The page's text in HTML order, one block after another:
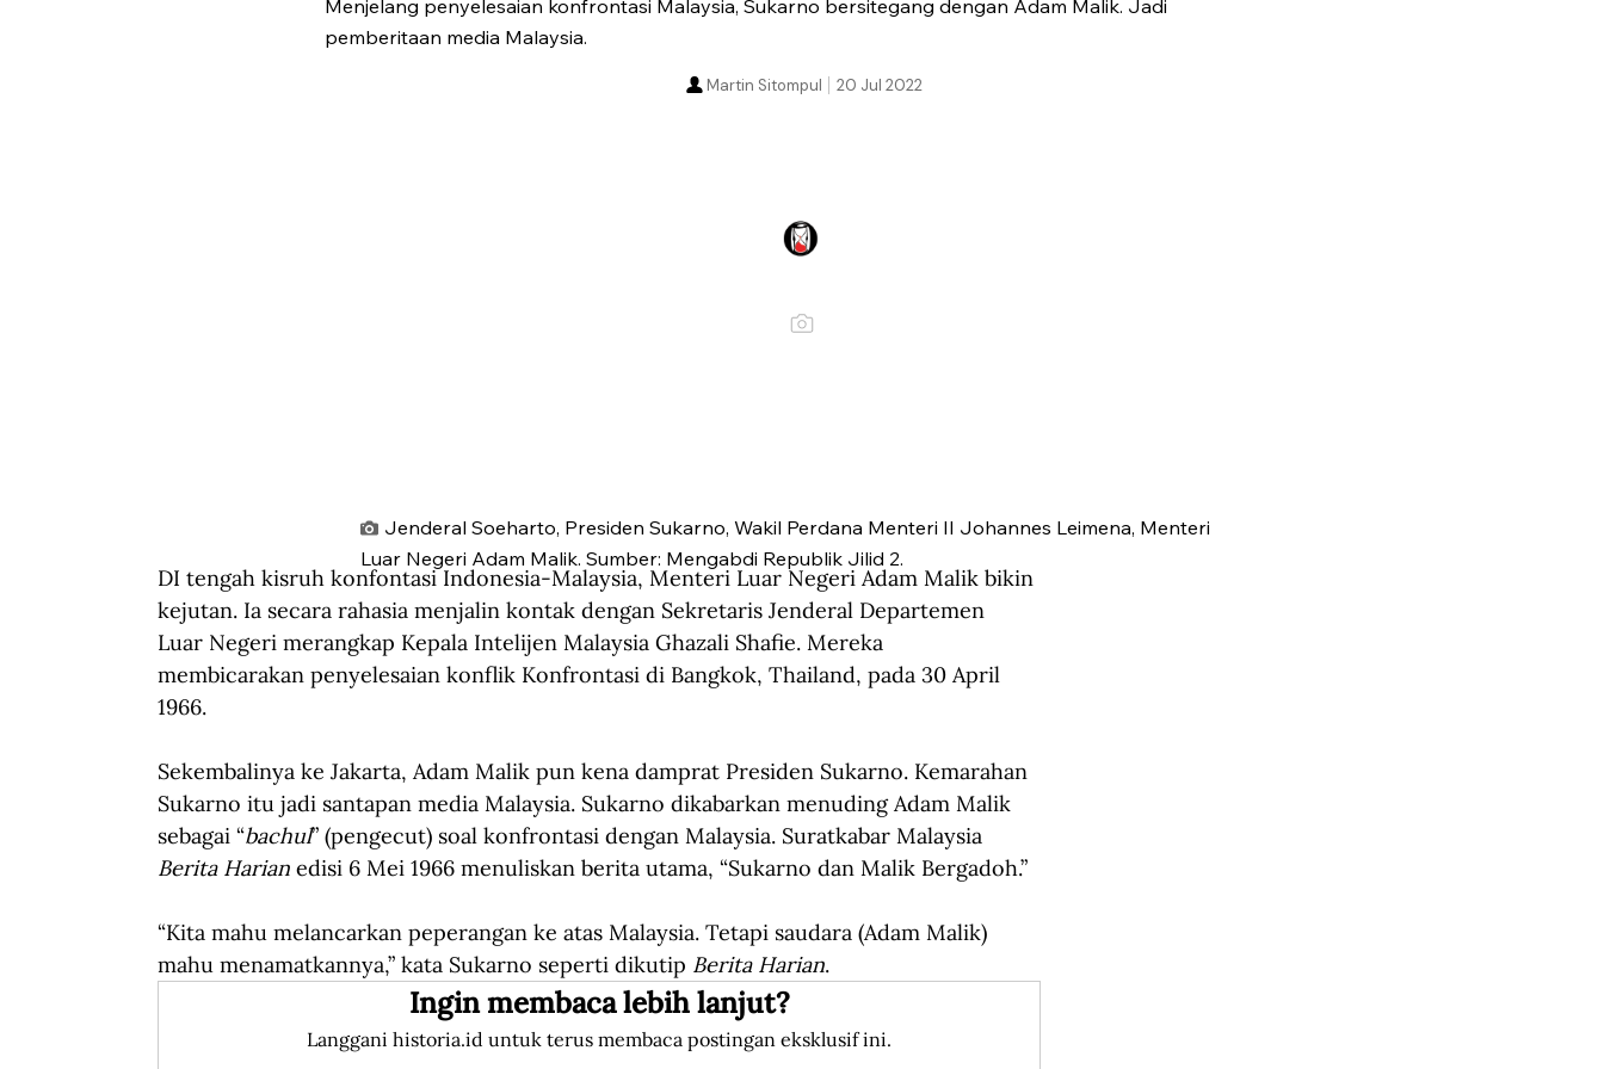
Menjelang penyelesaian konfrontasi Malaysia, Sukarno bersitegang dengan Adam Malik. Jadi
pemberitaan media Malaysia.
20 Jul 2022
Martin Sitompul
Jenderal Soeharto, Presiden Sukarno, Wakil Perdana Menteri II Johannes Leimena, Menteri
Luar Negeri Adam Malik. Sumber: Mengabdi Republik Jilid 2.
DI tengah kisruh konfontasi Indonesia-Malaysia, Menteri Luar Negeri Adam Malik bikin
kejutan. Ia secara rahasia menjalin kontak dengan Sekretaris Jenderal Departemen
Luar Negeri merangkap Kepala Intelijen Malaysia Ghazali Shafie. Mereka
membicarakan penyelesaian konflik Konfrontasi di Bangkok, Thailand, pada 30 April
1966.
Sekembalinya ke Jakarta, Adam Malik pun kena damprat Presiden Sukarno. Kemarahan
Sukarno itu jadi santapan media Malaysia. Sukarno dikabarkan menuding Adam Malik
sebagai “bachul” (pengecut) soal konfrontasi dengan Malaysia. Suratkabar Malaysia
Berita Harian edisi 6 Mei 1966 menuliskan berita utama, “Sukarno dan Malik Bergadoh.”
“Kita mahu melancarkan peperangan ke atas Malaysia. Tetapi saudara (Adam Malik)
mahu menamatkannya,” kata Sukarno seperti dikutip Berita Harian.
Ingin membaca lebih lanjut?
Langgani historia.id untuk terus membaca postingan eksklusif ini.